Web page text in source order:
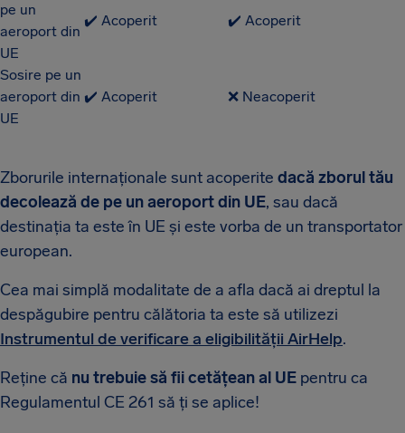
pe un
aeroport din
UE
✔️ Acoperit ✔️ Acoperit
Sosire pe un
aeroport din
UE
✔️ Acoperit ❌ Neacoperit
Zborurile internaționale sunt acoperite dacă zborul tău
decolează de pe un aeroport din UE, sau dacă
destinația ta este în UE și este vorba de un transportator
european.
Cea mai simplă modalitate de a afla dacă ai dreptul la
despăgubire pentru călătoria ta este să utilizezi
Instrumentul de verificare a eligibilității AirHelp.
Reține că nu trebuie să fii cetățean al UE pentru ca
Regulamentul CE 261 să ți se aplice!